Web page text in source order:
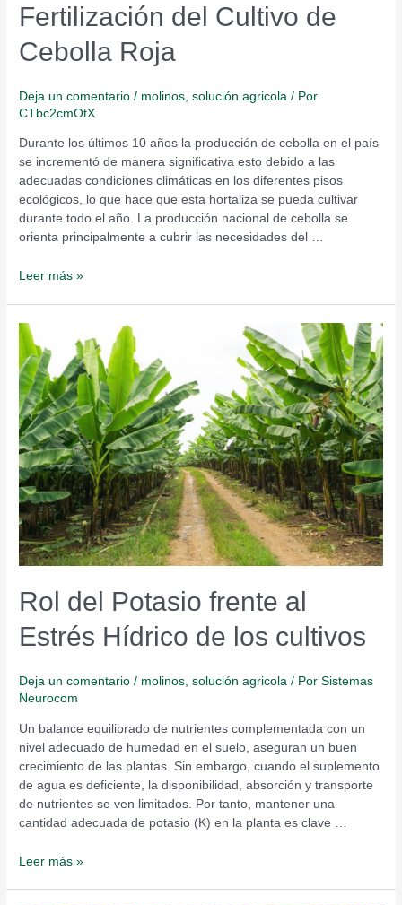
Fertilización del Cultivo de
Cebolla Roja
Deja un comentario / molinos ,solución agricola / Por
CTbc2cmOtX
Durante los últimos 10 años la producción de cebolla en el país
se incrementó de manera significativa esto debido a las
adecuadas condiciones climáticas en los diferentes pisos
ecológicos, lo que hace que esta hortaliza se pueda cultivar
durante todo el año. La producción nacional de cebolla se
orienta principalmente a cubrir las necesidades del …
Leer más »
Rol del Potasio frente al
Estrés Hídrico de los cultivos
Deja un comentario / molinos,solución agricola / PorSistemas
Neurocom
Un balance equilibrado de nutrientes complementada con un
nivel adecuado de humedad en el suelo, aseguran un buen
crecimiento de las plantas. Sin embargo, cuando el suplemento
de agua es deficiente, la disponibilidad, absorción y transporte
de nutrientes se ven limitados. Por tanto, mantener una
cantidad adecuada de potasio (K) en la planta es clave …
Rol
del
Potasio
frente
al
Estrés
Hídrico
de
los
cultivos
Leer más »